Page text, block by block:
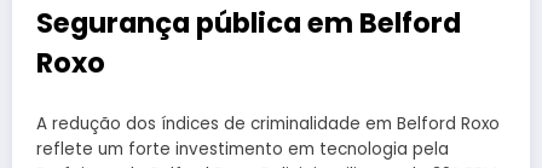
Segurança pública em Belford
Roxo
A redução dos índices de criminalidade em Belford Roxo
reflete um forte investimento em tecnologia pela